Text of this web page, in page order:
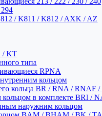
/ K811 / K812 / AXK / AZ
/ KT
типа
RPNA
кольцом
кольца BR / RNA / RNAF
в комплекте BRI /
наружним кольцом